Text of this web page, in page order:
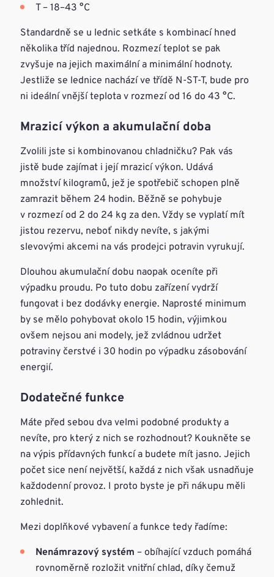
T – 18–43 °C
Standardně se u lednic setkáte s kombinací hned
několika tříd najednou. Rozmezí teplot se pak
zvyšuje na jejich maximální a minimální hodnoty.
Jestliže se lednice nachází ve třídě N-ST-T, bude pro
ni ideální vnější teplota v rozmezí od 16 do 43 °C.
Mrazicí výkon a akumulační doba
Zvolili jste si kombinovanou chladničku? Pak vás
jistě bude zajímat i její mrazicí výkon. Udává
množství kilogramů, jež je spotřebič schopen plně
zamrazit během 24 hodin. Běžně se pohybuje
v rozmezí od 2 do 24 kg za den. Vždy se vyplatí mít
jistou rezervu, neboť nikdy nevíte, s jakými
slevovými akcemi na vás prodejci potravin vyrukují.
Dlouhou akumulační dobu naopak oceníte při
výpadku proudu. Po tuto dobu zařízení vydrží
fungovat i bez dodávky energie. Naprosté minimum
by se mělo pohybovat okolo 15 hodin, výjimkou
ovšem nejsou ani modely, jež zvládnou udržet
potraviny čerstvé i 30 hodin po výpadku zásobování
energií.
Dodatečné funkce
Máte před sebou dva velmi podobné produkty a
nevíte, pro který z nich se rozhodnout? Koukněte se
na výpis přídavných funkcí a budete mít jasno. Jejich
počet sice není největší, každá z nich však usnadňuje
každodenní provoz. I proto byste je při nákupu měli
zohlednit.
Mezi doplňkové vybavení a funkce tedy řadíme:
Nenámrazový systém – obíhající vzduch pomáhá
rovnoměrně rozložit vnitřní chlad, díky čemuž